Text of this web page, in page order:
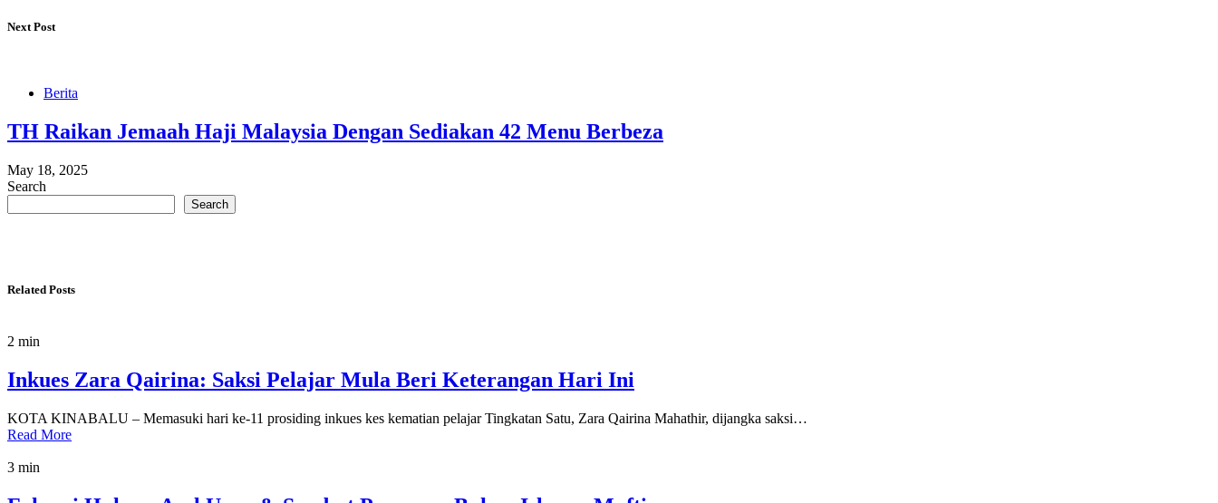
Next Post
Berita
TH Raikan Jemaah Haji Malaysia Dengan Sediakan 42 Menu Berbeza
May 18, 2025
Search
Search
Related Posts
2 min
Inkues Zara Qairina: Saksi Pelajar Mula Beri Keterangan Hari Ini
KOTA KINABALU – Memasuki hari ke-11 prosiding inkues kes kematian pelajar Tingkatan Satu, Zara Qairina Mahathir, dijangka saksi…
Read More
3 min